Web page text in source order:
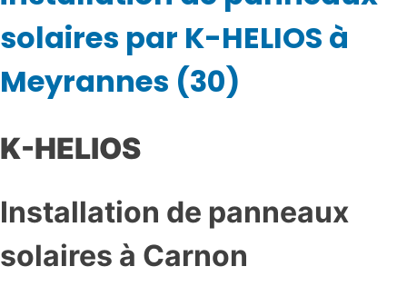
solaires par K-HELIOS à
Meyrannes (30)
K-HELIOS
Installation de panneaux
solaires à Carnon